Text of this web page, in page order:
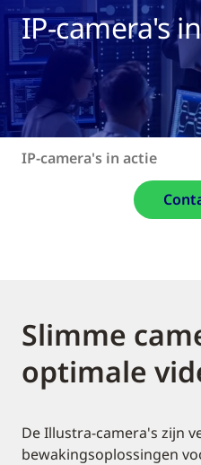
IP-camera's
IP-camera's in actie
Slimme
optimale
De Illustra-camera's zijn
bewakingsoplossingen